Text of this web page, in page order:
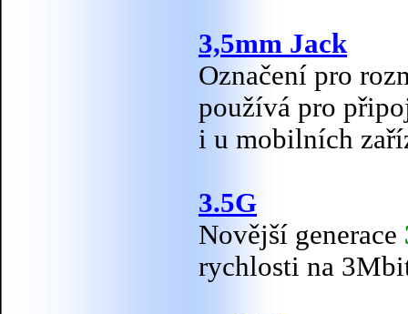
3,5mm Jack
Označení pro
používá pro
i u mobilních
3.5G
Novější generace
rychlosti na